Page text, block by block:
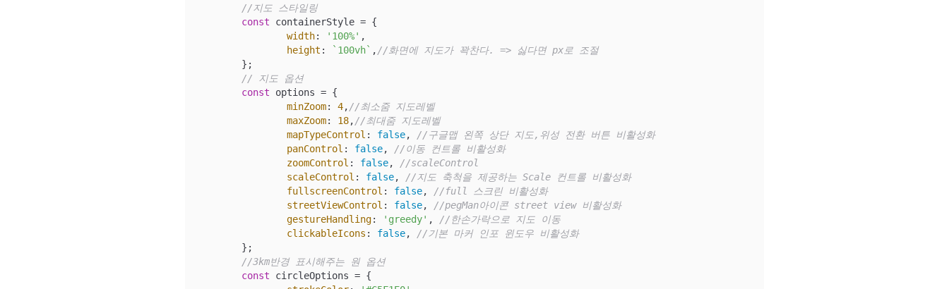
//지도 스타일링
const containerStyle = {
width: '100%' ,
height : `100vh` , //화면에 지도가 꽉찬다. => 싫다면 px로 조절
// 지도 옵션
const options = {
minZoom: 4, //최소줌 지도레벨
maxZoom: 18, //최대줌 지도레벨
mapTypeControl : false,
//구글맵 왼쪽 상단 지도,위성 전환 버튼 비활성화
panControl : false,
//이동 컨트롤 비활성화
zoomControl : false,
//scaleControl
scaleControl : false,
//지도 축척을 제공하는 Scale 컨트롤 비활성화
fullscreenControl : false,
//full 스크린 비활성화
streetViewControl : false,
//pegMan아이콘 street view 비활성화
gestureHandling: 'greedy' ,
//한손가락으로 지도 이동
clickableIcons : false,
//기본 마커 인포 윈도우 비활성화
//3km반경 표시해주는 원 옵션
const circleOptions = {